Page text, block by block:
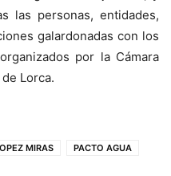
las personas, entidades,
galardonadas con los
por la Cámara
Lorca.
MIRAS PACTO AGUA